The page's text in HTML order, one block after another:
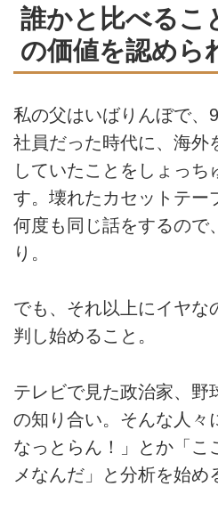
誰かと比べるこ
の価値を認めら
私の父はいばりんぼで、
社員だった時代に、海外
していたことをしょっち
す。壊れたカセットテー
何度も同じ話をするので
り。
でも、それ以上にイヤな
判し始めること。
テレビで見た政治家、野
の知り合い。そんな人々
なっとらん！」とか「こ
メなんだ」と分析を始